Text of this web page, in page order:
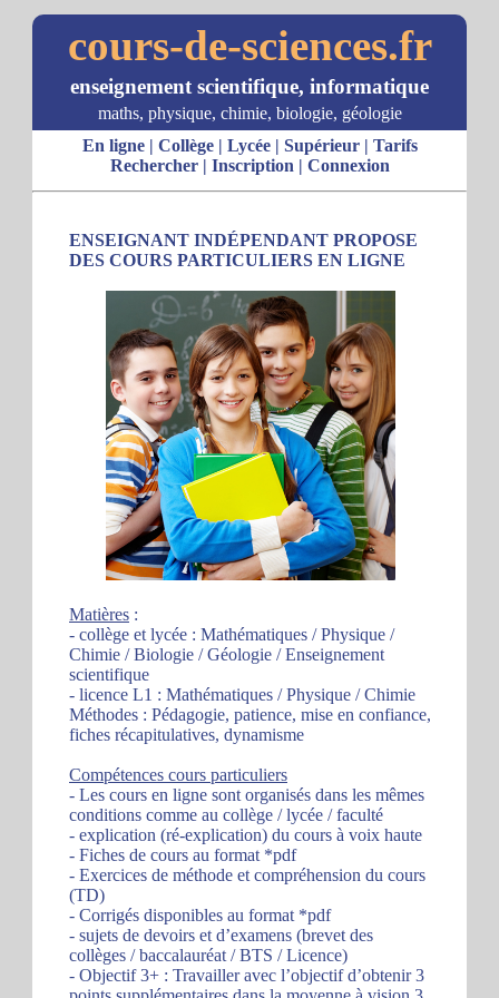
cours-de-sciences.fr
enseignement scientifique, informatique
maths, physique, chimie, biologie, géologie
En ligne| Collège| Lycée| Supérieur| Tarifs
Rechercher| Inscription | Connexion
ENSEIGNANT INDÉPENDANT PROPOSE
DES COURS PARTICULIERS EN LIGNE
Matières :
- collège et lycée : Mathématiques / Physique /
Chimie / Biologie / Géologie / Enseignement
scientifique
- licence L1 : Mathématiques / Physique / Chimie
Méthodes : Pédagogie, patience, mise en confiance,
fiches récapitulatives, dynamisme
Compétences cours particuliers
- Les cours en ligne sont organisés dans les mêmes
conditions comme au collège / lycée / faculté
- explication (ré-explication) du cours à voix haute
- Fiches de cours au format *pdf
- Exercices de méthode et compréhension du cours
(TD)
- Corrigés disponibles au format *pdf
- sujets de devoirs et d’examens (brevet des
collèges / baccalauréat / BTS / Licence)
- Objectif 3+ : Travailler avec l’objectif d’obtenir 3